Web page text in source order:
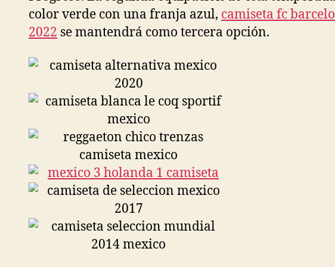
color verde con una franja azul, camiseta fc
2022 se mantendrá como tercera opción.